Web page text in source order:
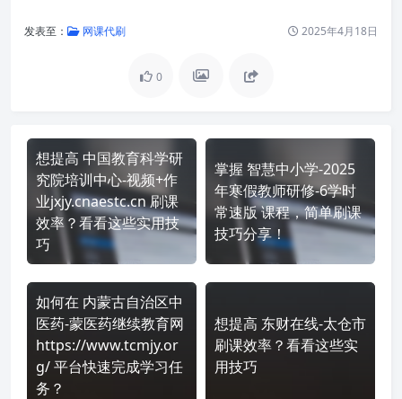
发表至： 网课代刷 2025年4月18日
0
想提高 中国教育科学研
究院培训中心-视频+作
业jxjy.cnaestc.cn 刷课
效率？看看这些实用技
巧
掌握 智慧中小学-2025
年寒假教师研修-6学时
常速版 课程，简单刷课
技巧分享！
如何在 内蒙古自治区中
医药-蒙医药继续教育网
https://www.tcmjy.or
g/ 平台快速完成学习任
务？
想提高 东财在线-太仓市
刷课效率？看看这些实
用技巧